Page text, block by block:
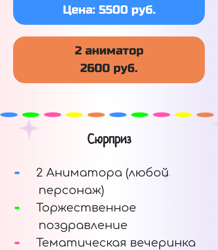
Цена: 5500 руб.
2 аниматор
2600 руб.
Сюрприз
2 Аниматора (любой
персонаж)
Торжественное
поздравление
Тематическая вечеринка